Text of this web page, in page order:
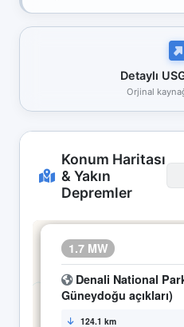
Detaylı
Orjinal
Konum Haritası
& Yakın
Depremler
1.7 MW
Denali National
Güneydoğu açıkları)
124.1 km